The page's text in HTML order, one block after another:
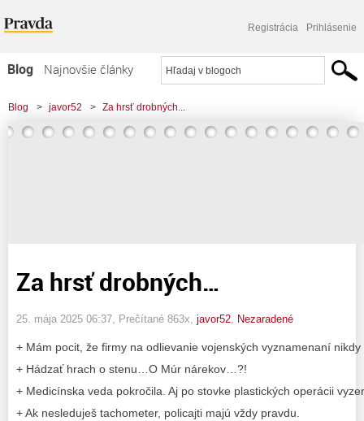
Registrácia Prihlásenie
Blog
Najnovšie články
Najčítanejšie články
Najkomentovanejšie články
Blog > javor52 > Za hrsť drobných...
Za hrsť drobných…
25. mája 2025 06:37 , Prečítané 863x, javor52 Nezaradené
+ Mám pocit, že firmy na odlievanie vojenských vyznamenaní
+ Hádzať hrach o stenu…O Múr nárekov…?!
+ Medicínska veda pokročila. Aj po stovke plastických operácii
+ Ak nesleduješ tachometer, policajti majú vždy pravdu.